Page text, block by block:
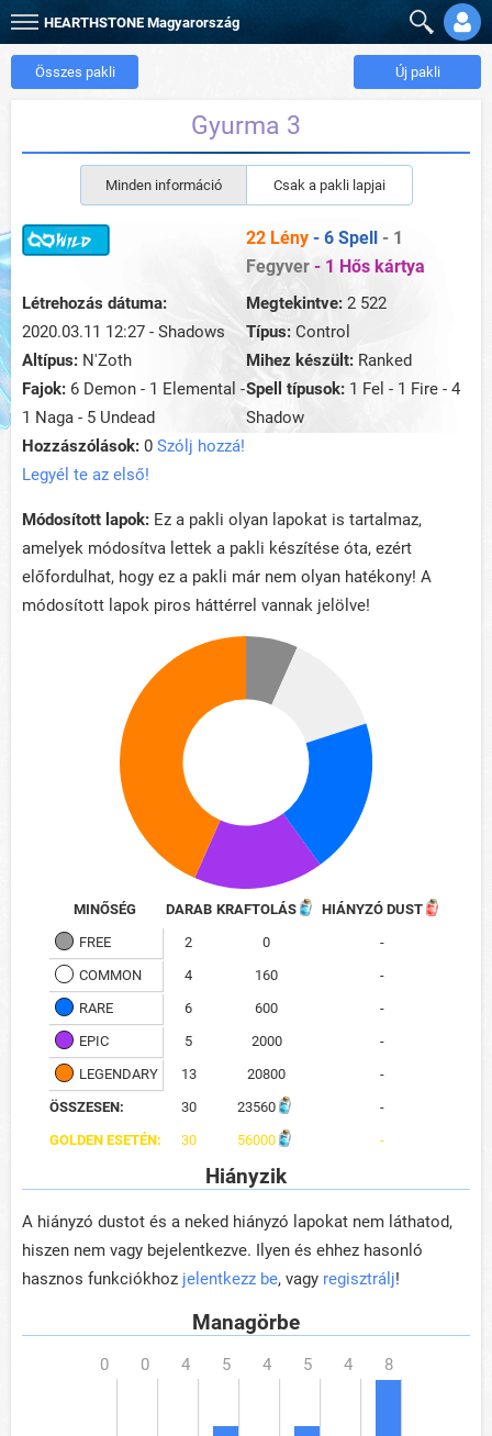
HEARTHSTONE Magyarország
Összes pakli Új pakli
Gyurma 3
Minden információ Csak a pakli lapjai
22 Lény - 6 Spell - 1
Fegyver - 1 Hős kártya
Létrehozás dátuma:
2020.03.11 12:27 - Shadows
Megtekintve: 2 522
Típus: Control
Altípus: N'Zoth Mihez készült: Ranked
Fajok: 6 Demon - 1 Elemental -
1 Naga - 5 Undead
Spell típusok: 1 Fel - 1 Fire - 4
Shadow
Hozzászólások: 0 Szólj hozzá!
Legyél te az első!
Módosított lapok: Ez a pakli olyan lapokat is tartalmaz,
amelyek módosítva lettek a pakli készítése óta, ezért
előfordulhat, hogy ez a pakli már nem olyan hatékony! A
módosított lapok piros háttérrel vannak jelölve!
MINŐSÉG DARAB KRAFTOLÁS
HIÁNYZÓ DUST
FREE
2 0
-
COMMON
4 160
-
RARE
6 600
-
EPIC
5 2000
-
LEGENDARY
13 20800
-
ÖSSZESEN:
30 23560
-
GOLDEN ESETÉN:
30 56000 -
Hiányzik
A hiányzó dustot és a neked hiányzó lapokat nem láthatod,
hiszen nem vagy bejelentkezve. Ilyen és ehhez hasonló
hasznos funkciókhoz jelentkezz be, vagy regisztrálj!
Managörbe